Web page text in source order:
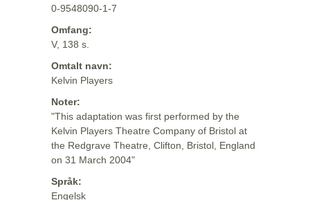
0-9548090-1-7
Omfang:
V, 138 s.
Omtalt navn:
Kelvin Players
Noter:
"This adaptation was first performed by the
Kelvin Players Theatre Company of Bristol at
the Redgrave Theatre, Clifton, Bristol, England
on 31 March 2004"
Språk:
Engelsk